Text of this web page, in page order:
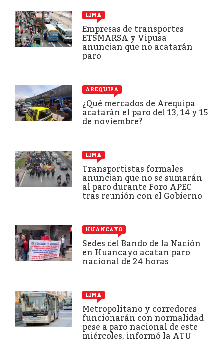
LIMA
Empresas de transportes
ETSMARSA y Vipusa
anuncian que no acatarán
paro
AREQUIPA
¿Qué mercados de Arequipa
acatarán el paro del 13, 14 y 15
de noviembre?
LIMA
Transportistas formales
anuncian que no se sumarán
al paro durante Foro APEC
tras reunión con el Gobierno
HUANCAYO
Sedes del Bando de la Nación
en Huancayo acatan paro
nacional de 24 horas
LIMA
Metropolitano y corredores
funcionarán con normalidad
pese a paro nacional de este
miércoles, informó la ATU